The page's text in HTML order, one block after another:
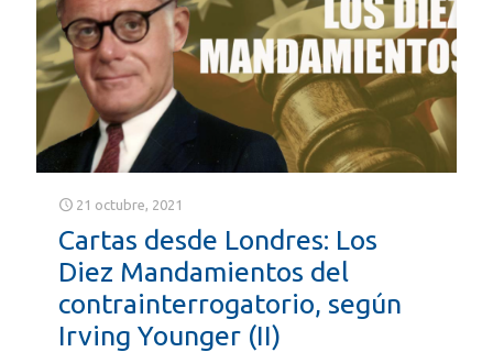
21 octubre, 2021
Cartas desde Londres: Los
Diez Mandamientos del
contrainterrogatorio, según
Irving Younger (II)